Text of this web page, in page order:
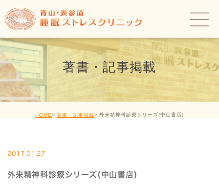
著書・記事掲載
HOME 著書・記事掲載 外来精神科診療シリーズ(中山書店)
2017.01.27
外来精神科診療シリーズ(中山書店)